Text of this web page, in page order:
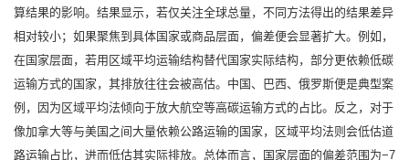
算结果的影响。结果显示，若仅关注全球总量，不同方法得出的结果差异
相对较小；如果聚焦到具体国家或商品层面，偏差便会显著扩大。例如，
在国家层面，若用区域平均运输结构替代国家实际结构，部分更依赖低碳
运输方式的国家，其排放往往会被高估。中国、巴西、俄罗斯便是典型案
例，因为区域平均法倾向于放大航空等高碳运输方式的占比。反之，对于
像加拿大等与美国之间大量依赖公路运输的国家，区域平均法则会低估道
路运输占比，进而低估其实际排放。总体而言，国家层面的偏差范围为−7